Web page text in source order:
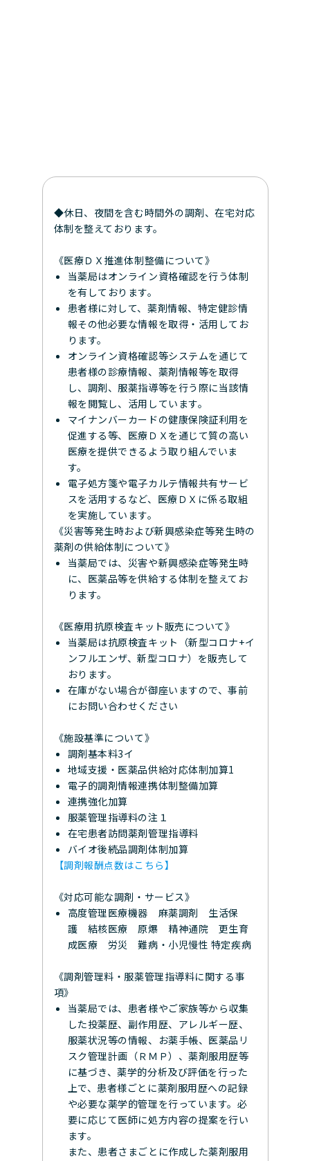
◆休日、夜間を含む時間外の調剤、在宅対応
体制を整えております。
《医療ＤＸ推進体制整備について》
当薬局はオンライン資格確認を行う体制
を有しております。
患者様に対して、薬剤情報、特定健診情
報その他必要な情報を取得・活用してお
ります。
オンライン資格確認等システムを通じて
患者様の診療情報、薬剤情報等を取得
し、調剤、服薬指導等を行う際に当該情
報を閲覧し、活用しています。
マイナンバーカードの健康保険証利用を
促進する等、医療ＤＸを通じて質の高い
医療を提供できるよう取り組んでいま
す。
電子処方箋や電子カルテ情報共有サービ
スを活用するなど、医療ＤＸに係る取組
を実施しています。
《災害等発生時および新興感染症等発生時の
薬剤の供給体制について》
当薬局では、災害や新興感染症等発生時
に、医薬品等を供給する体制を整えてお
ります。
《医療用抗原検査キット販売について》
当薬局は抗原検査キット（新型コロナ+イ
ンフルエンザ、新型コロナ）を販売して
おります。
在庫がない場合が御座いますので、事前
にお問い合わせください
《施設基準について》
調剤基本料3イ
地域支援・医薬品供給対応体制加算1
電子的調剤情報連携体制整備加算
連携強化加算
服薬管理指導料の注１
在宅患者訪問薬剤管理指導料
バイオ後続品調剤体制加算
【調剤報酬点数はこちら】
《対応可能な調剤・サービス》
高度管理医療機器 麻薬調剤 生活保
護 結核医療 原爆 精神通院 更生育
成医療 労災 難病・小児慢性 特定疾病
《調剤管理料・服薬管理指導料に関する事
項》
当薬局では、患者様やご家族等から収集
した投薬歴、副作用歴、アレルギー歴、
服薬状況等の情報、お薬手帳、医薬品リ
スク管理計画（ＲＭＰ）、薬剤服用歴等
に基づき、薬学的分析及び評価を行った
上で、患者様ごとに薬剤服用歴への記録
や必要な薬学的管理を行っています。必
要に応じて医師に処方内容の提案を行い
ます。
また、患者さまごとに作成した薬剤服用